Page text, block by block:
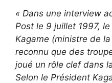
« Dans une interview
Post le 9 juillet 1997,
Kagame (ministre de la
reconnu que des
joué un rôle clef dans
Selon le Président